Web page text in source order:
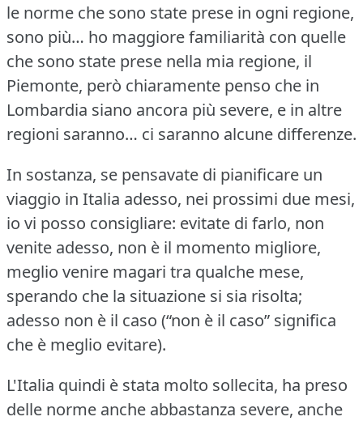
le norme che sono state prese in ogni regione,
sono più… ho maggiore familiarità con quelle
che sono state prese nella mia regione, il
Piemonte, però chiaramente penso che in
Lombardia siano ancora più severe, e in altre
regioni saranno… ci saranno alcune differenze.
In sostanza, se pensavate di pianificare un
viaggio in Italia adesso, nei prossimi due mesi,
io vi posso consigliare: evitate di farlo, non
venite adesso, non è il momento migliore,
meglio venire magari tra qualche mese,
sperando che la situazione si sia risolta;
adesso non è il caso (“non è il caso” significa
che è meglio evitare).
L'Italia quindi è stata molto sollecita, ha preso
delle norme anche abbastanza severe, anche